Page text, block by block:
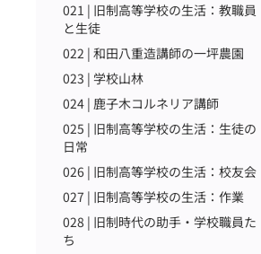
021 | 旧制高等学校の生活：教職員
と生徒
022 | 和田八重造講師の一坪農園
023 | 学校山林
024 | 鹿子木コルネリア講師
025 | 旧制高等学校の生活：生徒の
日常
026 | 旧制高等学校の生活：校友会
027 | 旧制高等学校の生活：作業
028 | 旧制時代の助手・学校職員た
ち